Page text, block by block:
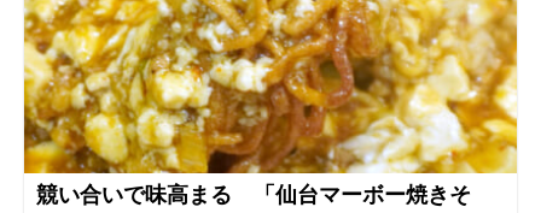
競い合いで味高まる 「仙台マーボー焼きそ